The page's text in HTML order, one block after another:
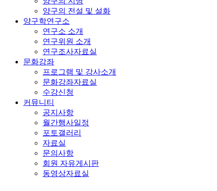
양구의 전설 및 설화
양구학연구소
연구소 소개
연구위원 소개
연구조사자료실
문화강좌
프로그램 및 강사소개
문화강좌자료실
수강신청
커뮤니티
공지사항
월간행사일정
포토갤러리
자료실
문의사항
회원 자유게시판
동영상자료실